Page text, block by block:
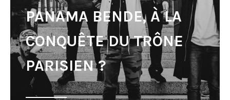
PANAMA BENDE, À LA
CONQUÊTE DU TRÔNE
PARISIEN ?